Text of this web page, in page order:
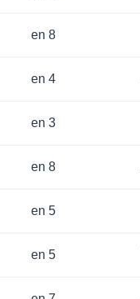
en 8
en 4
en 3
en 8
en 5
en 5